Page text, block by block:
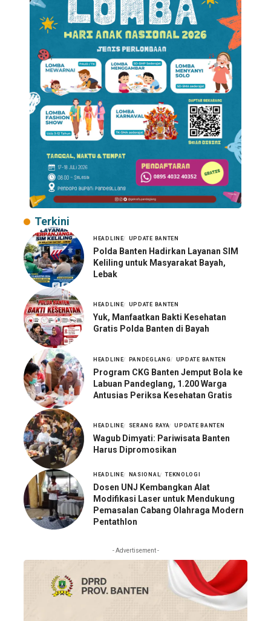
Terkini
HEADLINE UPDATE BANTEN
Polda Banten Hadirkan Layanan SIM
Keliling untuk Masyarakat Bayah,
Lebak
HEADLINE UPDATE BANTEN
Yuk, Manfaatkan Bakti Kesehatan
Gratis Polda Banten di Bayah
HEADLINE PANDEGLANG UPDATE BANTEN
Program CKG Banten Jemput Bola ke
Labuan Pandeglang, 1.200 Warga
Antusias Periksa Kesehatan Gratis
HEADLINE SERANG RAYA UPDATE BANTEN
Wagub Dimyati: Pariwisata Banten
Harus Dipromosikan
HEADLINE NASIONAL TEKNOLOGI
Dosen UNJ Kembangkan Alat
Modifikasi Laser untuk Mendukung
Pemasalan Cabang Olahraga Modern
Pentathlon
- Advertisement -